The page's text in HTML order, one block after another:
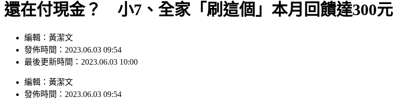
還在付現金？ 小7、全家「刷這個」本月回饋達300元
編輯：黃潔文
發佈時間：2023.06.03 09:54
最後更新時間：2023.06.03 10:00
編輯 ： 黃潔文
發佈時間： 2023.06.03 09:54